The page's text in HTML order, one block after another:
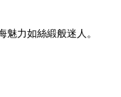
力如絲緞般迷人。